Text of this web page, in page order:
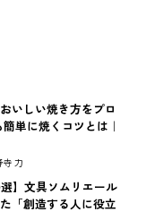
いしい焼き方をプロ
単に焼くコツとは｜
寺 力
】文具ソムリエール
「創造する人に役立